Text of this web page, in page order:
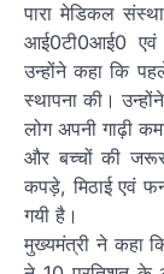
पारा मेडिकल
आई0टी0आई0
उन्होंने कहा कि
स्थापना की।
लोग अपनी गाढ़ी
और बच्चों की
कपड़े, मिठाई एवं
गयी है।
मुख्यमंत्री ने कहा